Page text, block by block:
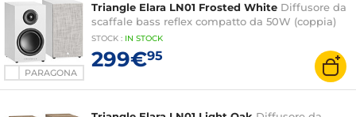
PARAGONA
Triangle Elara LN01 Frosted White Diffusore da
scaffale bass reflex compatto da 50W (coppia)
STOCK : IN STOCK
299€95